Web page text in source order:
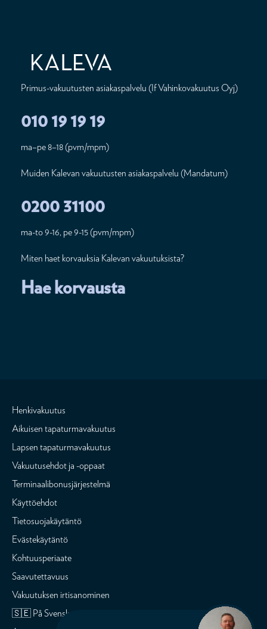
Primus-vakuutusten asiakaspalvelu (If Vahinkovakuutus Oyj)
010 19 19 19
ma–pe 8–18 (pvm/mpm)
Muiden Kalevan vakuutusten asiakaspalvelu (Mandatum)
0200 31100
ma-to 9-16, pe 9-15 (pvm/mpm)
Miten haet korvauksia Kalevan vakuutuksista?
Hae korvausta
Henkivakuutus
Aikuisen tapaturmavakuutus
Lapsen tapaturmavakuutus
Vakuutusehdot ja -oppaat
Terminaalibonusjärjestelmä
Käyttöehdot
Tietosuojakäytäntö
Evästekäytäntö
Kohtuusperiaate
Saavutettavuus
Vakuutuksen irtisanominen
🇸🇪 På Svenska